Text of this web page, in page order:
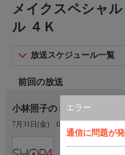
エラー
通信に問題が
メイクスペシャ
ル ４Ｋ
放送スケジュール一覧
前回の放送
小林照子のミエルボーテ
7月31日(金) 05:00〜06:00